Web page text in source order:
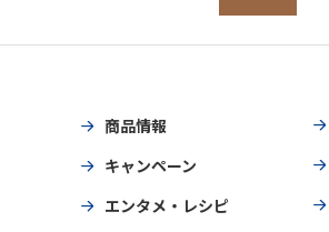
商品情報
キャンペーン
エンタメ・レシピ